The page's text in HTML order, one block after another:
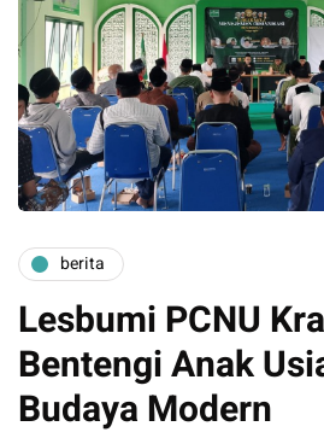
berita
Lesbumi PCNU
Bentengi Anak
Budaya Modern